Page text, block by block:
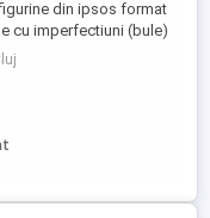
din ipsos format
cu imperfectiuni (bule)
model fetita - 2 vaze
ovala simpla - un
tip pastila - o tava
bomboniera carusel B)
de paste format din :